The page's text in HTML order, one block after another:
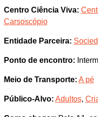
Centro Ciência Viva:
Carsoscópio
Entidade Parceira:
Ponto de encontro:
Meio de Transporte: A pé
Público-Alvo: Adultos,